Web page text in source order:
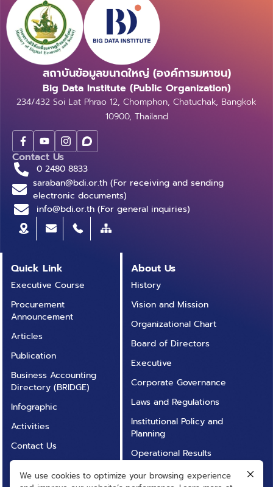
สถาบันข้อมูลขนาดใหญ่ (องค์การมหาชน)
Big Data Institute (Public Organization)
234/432 Soi Lat Phrao 12, Chomphon, Chatuchak, Bangkok
10900, Thailand
Contact Us
0 2480 8833
saraban@bdi.or.th (For receiving and sending
electronic documents)
info@bdi.or.th (For general inquiries)
Quick Link
Executive Course
Procurement
Announcement
Articles
Publication
Business Accounting
Directory (BRIDGE)
Infographic
Activities
Contact Us
Annual Report
About Us
History
Vision and Mission
Organizational Chart
Board of Directors
Executive
Corporate Governance
Laws and Regulations
Institutional Policy and
Planning
Operational Results
Operational
We use cookies to optimize your browsing experience